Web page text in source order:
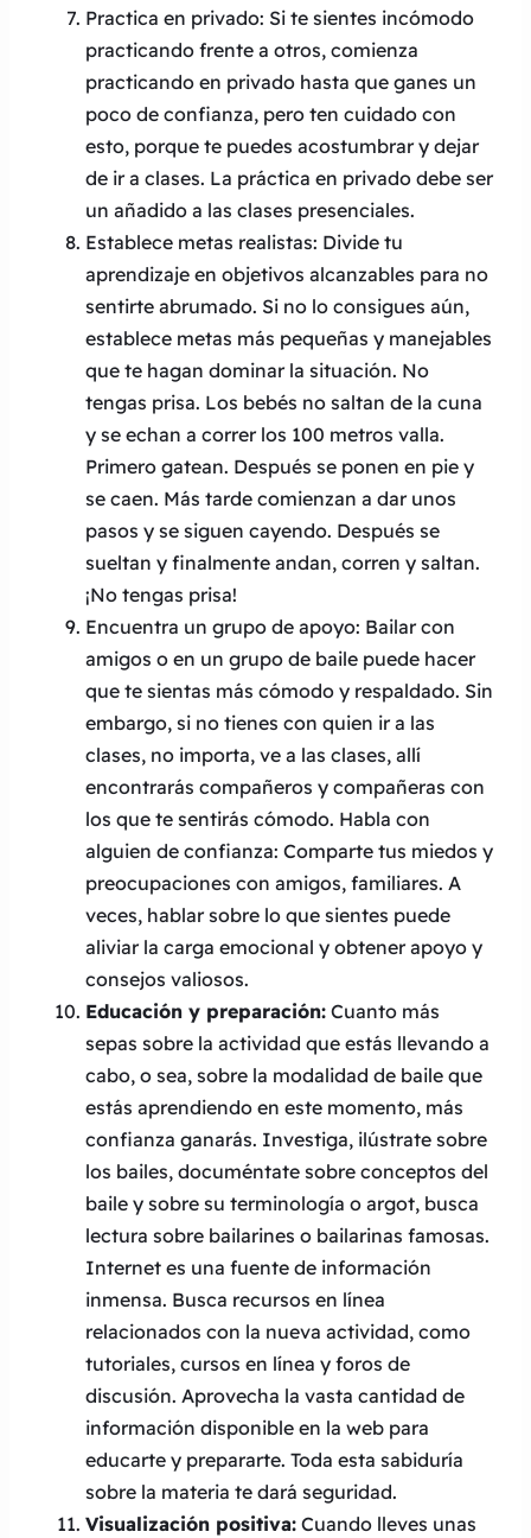
Practica en privado: Si te sientes incómodo
practicando frente a otros, comienza
practicando en privado hasta que ganes un
poco de confianza, pero ten cuidado con
esto, porque te puedes acostumbrar y dejar
de ir a clases. La práctica en privado debe ser
un añadido a las clases presenciales.
Establece metas realistas: Divide tu
aprendizaje en objetivos alcanzables para no
sentirte abrumado. Si no lo consigues aún,
establece metas más pequeñas y manejables
que te hagan dominar la situación. No
tengas prisa. Los bebés no saltan de la cuna
y se echan a correr los 100 metros valla.
Primero gatean. Después se ponen en pie y
se caen. Más tarde comienzan a dar unos
pasos y se siguen cayendo. Después se
sueltan y finalmente andan, corren y saltan.
¡No tengas prisa!
Encuentra un grupo de apoyo: Bailar con
amigos o en un grupo de baile puede hacer
que te sientas más cómodo y respaldado. Sin
embargo, si no tienes con quien ir a las
clases, no importa, ve a las clases, allí
encontrarás compañeros y compañeras con
los que te sentirás cómodo. Habla con
alguien de confianza: Comparte tus miedos y
preocupaciones con amigos, familiares. A
veces, hablar sobre lo que sientes puede
aliviar la carga emocional y obtener apoyo y
consejos valiosos.
Educación y preparación: Cuanto más
sepas sobre la actividad que estás llevando a
cabo, o sea, sobre la modalidad de baile que
estás aprendiendo en este momento, más
confianza ganarás. Investiga, ilústrate sobre
los bailes, documéntate sobre conceptos del
baile y sobre su terminología o argot, busca
lectura sobre bailarines o bailarinas famosas.
Internet es una fuente de información
inmensa. Busca recursos en línea
relacionados con la nueva actividad, como
tutoriales, cursos en línea y foros de
discusión. Aprovecha la vasta cantidad de
información disponible en la web para
educarte y prepararte. Toda esta sabiduría
sobre la materia te dará seguridad.
Visualización positiva: Cuando lleves unas